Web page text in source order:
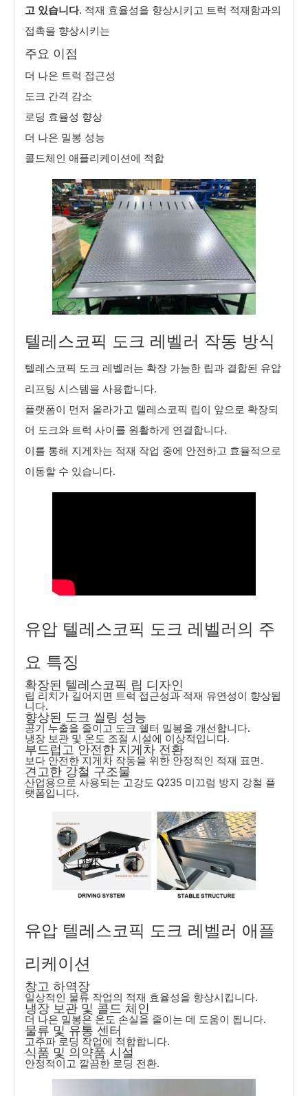
고 있습니다. 적재 효율성을 향상시키고 트럭 적재함과의
접촉을 향상시키는
주요 이점
더 나은 트럭 접근성
도크 간격 감소
로딩 효율성 향상
더 나은 밀봉 성능
콜드체인 애플리케이션에 적합
텔레스코픽 도크 레벨러 작동 방식
텔레스코픽 도크 레벨러는 확장 가능한 립과 결합된 유압
리프팅 시스템을 사용합니다.
플랫폼이 먼저 올라가고 텔레스코픽 립이 앞으로 확장되
어 도크와 트럭 사이를 원활하게 연결합니다.
이를 통해 지게차는 적재 작업 중에 안전하고 효율적으로
이동할 수 있습니다.
유압 텔레스코픽 도크 레벨러의 주
요 특징
확장된 텔레스코픽 립 디자인
립 리치가 길어지면 트럭 접근성과 적재 유연성이 향상됩
니다.
향상된 도크 씰링 성능
공기 누출을 줄이고 도크 쉘터 밀봉을 개선합니다.
냉장 보관 및 온도 조절 시설에 이상적입니다.
부드럽고 안전한 지게차 전환
보다 안전한 지게차 작동을 위한 안정적인 적재 표면.
견고한 강철 구조물
산업용으로 사용되는 고강도 Q235 미끄럼 방지 강철 플
랫폼입니다.
유압 텔레스코픽 도크 레벨러 애플
리케이션
창고 하역장
일상적인 물류 작업의 적재 효율성을 향상시킵니다.
냉장 보관 및 콜드 체인
더 나은 밀봉은 온도 손실을 줄이는 데 도움이 됩니다.
물류 및 유통 센터
고주파 로딩 작업에 적합합니다.
식품 및 의약품 시설
안정적이고 깔끔한 로딩 전환.